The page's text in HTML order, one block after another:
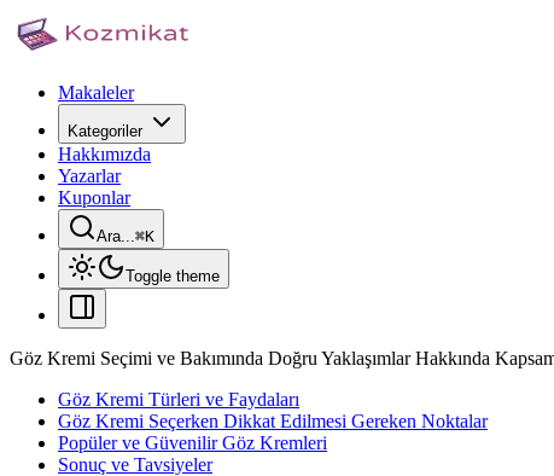
Makaleler
Kategoriler
Hakkımızda
Yazarlar
Kuponlar
Ara...⌘K
Toggle theme
Göz Kremi Seçimi ve Bakımında Doğru Yaklaşımlar Hakkında
Göz Kremi Türleri ve Faydaları
Göz Kremi Seçerken Dikkat Edilmesi Gereken Noktalar
Popüler ve Güvenilir Göz Kremleri
Sonuç ve Tavsiyeler